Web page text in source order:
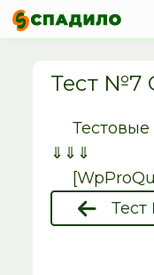
Тест №7
⇓⇓⇓